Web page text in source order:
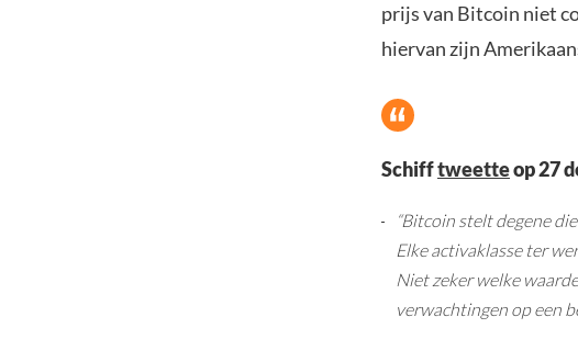
prijs van Bitcoin niet
hiervan zijn
Schifftweetteop 27
“Bitcoin stelt degene
Elke activaklasse ter
Niet zeker welke
verwachtingen op een